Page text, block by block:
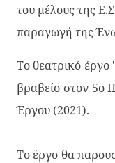
του μέλους της
παραγωγή της
Το θεατρικό
βραβείο στον 5ο
Έργου (2021).
Το έργο θα